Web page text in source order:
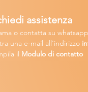
assistenza
o contatta su whatsapp
una e-mail all'indirizzo in
il Modulo di contatto